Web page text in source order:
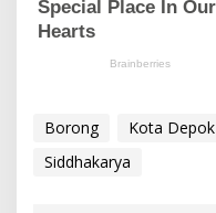
Borong Kota Depok
Siddhakarya